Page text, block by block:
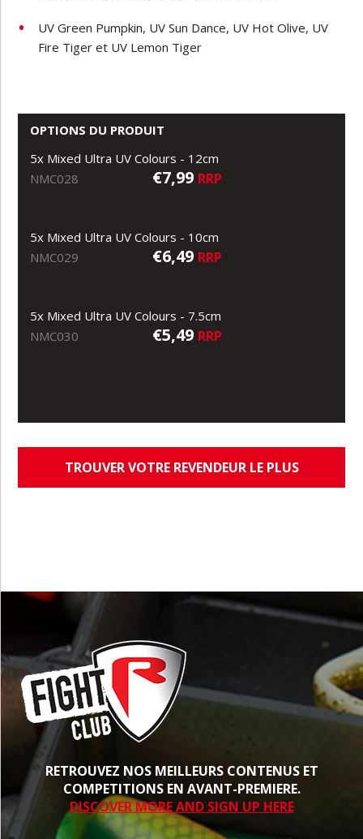
UV Green Pumpkin, UV Sun Dance, UV Hot Olive, UV
Fire Tiger et UV Lemon Tiger
OPTIONS DU PRODUIT
5x Mixed Ultra UV Colours - 12cm
NMC028
€7,99 RRP
5x Mixed Ultra UV Colours - 10cm
NMC029
€6,49 RRP
5x Mixed Ultra UV Colours - 7.5cm
NMC030
€5,49 RRP
TROUVER VOTRE REVENDEUR LE PLUS
RETROUVEZ NOS MEILLEURS CONTENUS ET
COMPETITIONS EN AVANT-PREMIERE.
DISCOVER MORE AND SIGN UP HERE